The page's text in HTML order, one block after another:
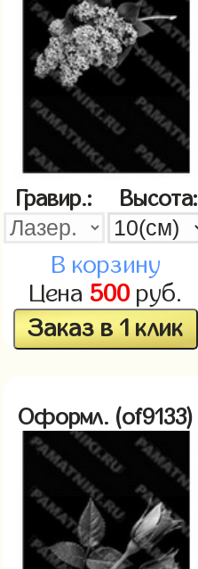
Гравир.: Высота:
В корзину
Цена 500руб.
Заказ в 1 клик
Оформл. (of9133)